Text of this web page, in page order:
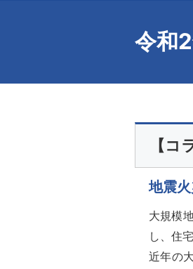
令和
【コ
地震
大規模
し、住
近年の